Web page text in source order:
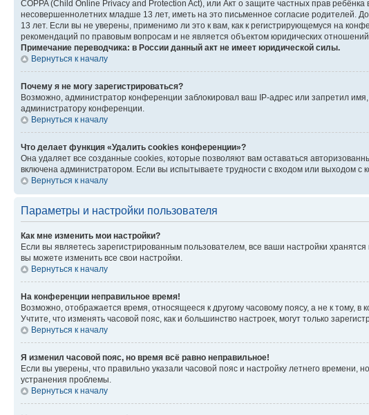
COPPA (Child Online Privacy and Protection Act), или Акт о защите частных прав
несовершеннолетних младше 13 лет, иметь на это письменное согласие родителей.
13 лет. Если вы не уверены, применимо ли это к вам, как к регистрирующемуся на
рекомендаций по правовым вопросам и не является объектом юридических
Примечание переводчика: в России данный акт не имеет юридической силы.
Вернуться к началу
Почему я не могу зарегистрироваться?
Возможно, администратор конференции заблокировал ваш IP-адрес или запретил
администратору конференции.
Вернуться к началу
Что делает функция «Удалить cookies конференции»?
Она удаляет все созданные cookies, которые позволяют вам оставаться
включена администратором. Если вы испытываете трудности с входом или выходом
Вернуться к началу
Параметры и настройки пользователя
Как мне изменить мои настройки?
Если вы являетесь зарегистрированным пользователем, все ваши настройки
вы можете изменить все свои настройки.
Вернуться к началу
На конференции неправильное время!
Возможно, отображается время, относящееся к другому часовому поясу, а не к тому,
Учтите, что изменять часовой пояс, как и большинство настроек, могут только
Вернуться к началу
Я изменил часовой пояс, но время всё равно неправильное!
Если вы уверены, что правильно указали часовой пояс и настройку летнего
устранения проблемы.
Вернуться к началу